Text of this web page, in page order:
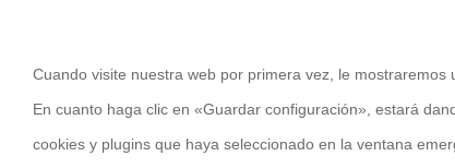
Cuando visite nuestra web por primera vez, le
En cuanto haga clic en «Guardar configuración», estará
cookies y plugins que haya seleccionado en la ventana